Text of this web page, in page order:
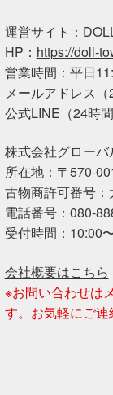
運営サイト：
HP： https://doll-
営業時間：平日
メールアドレス（
公式LINE（24時
株式会社グローバ
所在地：〒570-
古物商許可番号
電話番号：080-
受付時間：10:00
会社概要はこちら
※お問い合わせは
す。お気軽にご連